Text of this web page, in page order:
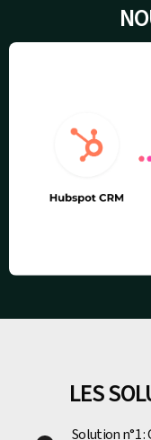
LES
Solution n°1